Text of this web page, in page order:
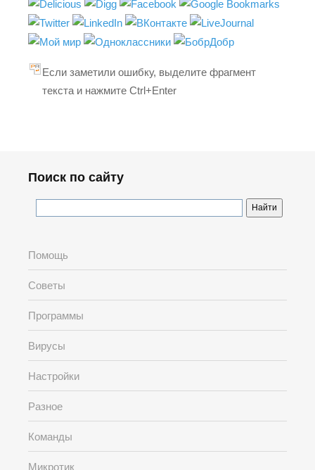
Если заметили ошибку, выделите фрагмент
текста и нажмите Ctrl+Enter
Поиск по сайту
Помощь
Советы
Программы
Вирусы
Настройки
Разное
Команды
Микротик